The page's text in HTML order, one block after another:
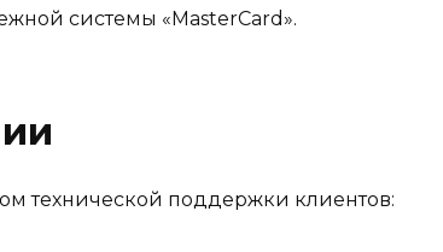
системы «MasterCard».
технической поддержки клиентов: